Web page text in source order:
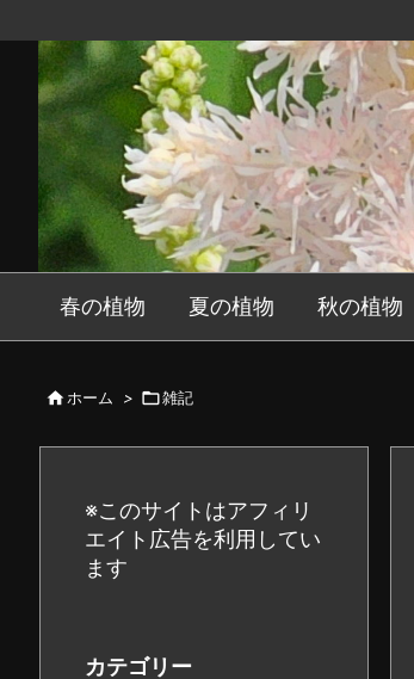
春の植物 夏の植物 秋の植物
 ホーム > 雑記
※このサイトはアフィリ
エイト広告を利用してい
ます
カテゴリー